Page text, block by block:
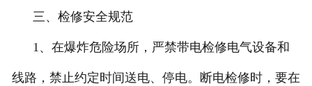
三、检修安全规范
1、在爆炸危险场所，严禁带电检修电气设备和
线路，禁止约定时间送电、停电。断电检修时，要在